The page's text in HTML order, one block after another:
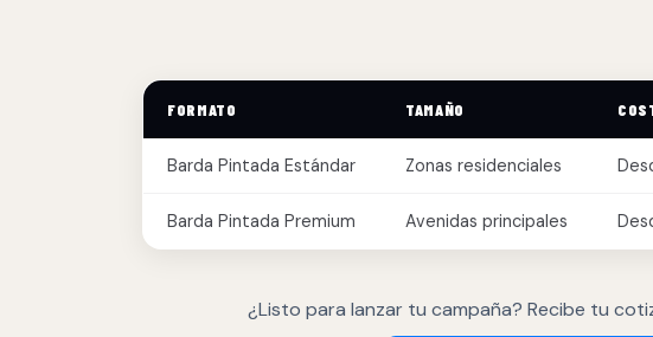
FORMATO TAMAÑO
Barda Pintada Estándar Zonas residenciales
Barda Pintada Premium Avenidas principales
¿Listo para lanzar tu campaña? Recibe tu